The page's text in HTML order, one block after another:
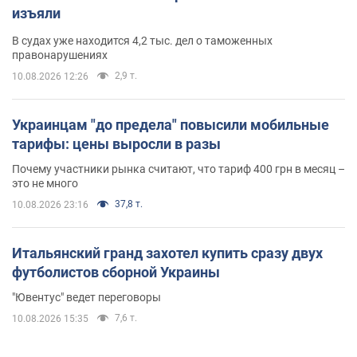
изъяли
В судах уже находится 4,2 тыс. дел о таможенных
правонарушениях
10.08.2026 12:26 2,9 т.
Украинцам "до предела" повысили мобильные
тарифы: цены выросли в разы
Почему участники рынка считают, что тариф 400 грн в месяц –
это не много
10.08.2026 23:16 37,8 т.
Итальянский гранд захотел купить сразу двух
футболистов сборной Украины
"Ювентус" ведет переговоры
10.08.2026 15:35 7,6 т.